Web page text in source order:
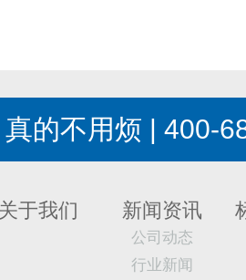
的不用烦 | 400-
关于我们 新闻资讯
公司动态
行业新闻